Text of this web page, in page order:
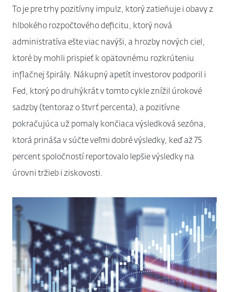
To je pre trhy pozitívny impulz, ktorý zatieňuje i obavy z
hlbokého rozpočtového deficitu, ktorý nová
administratíva ešte viac navýši, a hrozby nových ciel,
ktoré by mohli prispieť k opätovnému rozkrúteniu
inflačnej špirály. Nákupný apetít investorov podporil i
Fed, ktorý po druhýkrát v tomto cykle znížil úrokové
sadzby (tentoraz o štvrť percenta), a pozitívne
pokračujúca už pomaly končiaca výsledková sezóna,
ktorá prináša v súčte veľmi dobré výsledky, keď až 75
percent spoločností reportovalo lepšie výsledky na
úrovni tržieb i ziskovosti.